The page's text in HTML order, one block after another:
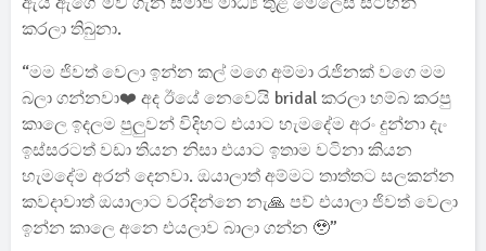
කරලා තිබුනා.
“මම ජිවත් වෙලා ඉන්න කල් මගෙ අම්මා රැජිනක් වගෙ මම
බලා ගන්නවා❤️ අද ඊයේ නෙවෙයි bridal කරලා හම්බ කරපු
කාලෙ ඉදලම පුලුවන් විදිහට එයාට හැමදේම අරං දුන්නා දැං
ඉස්සරටත් වඩා තියන නිසා එයාට ඉතාම වටිනා කියන
හැමදේම අරන් දෙනවා. ඔයාලාත් අම්මට තාත්තට සලකන්න
කවදාවාත් ඔයාලාට වරදින්නෙ නැ🙏 පව් එයාලා ජිවත් වෙලා
ඉන්න කාලෙ අනෙ එයලාව බාලා ගන්න 🥹”